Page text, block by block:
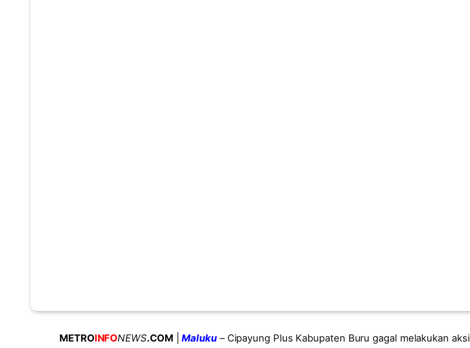
METROINFONEWS.COM|Maluku– Cipayung Plus Kabupaten Buru gagal melakukan aksi